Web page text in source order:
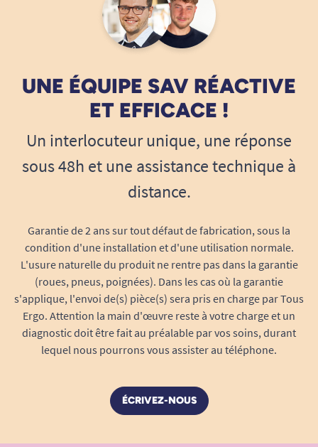
minimise le risque d’odeur indésirable au
quotidien.
Indicateur d’humidité :un témoin visuel
bon moment sans ouverture du produit.
Tour de taille ajustable : convient aux
tailles de 49 à 74 cm, parfait pour adultes
de très petite corpulence, jeunes adultes
ou encore adolescents confrontés à
UNE ÉQUIPE SAV RÉACTIVE
ET EFFICACE !
Un interlocuteur unique, une réponse
sous 48h et une assistance technique à
distance.
Garantie de 2 ans sur tout défaut de fabrication, sous la
condition d'une installation et d'une utilisation normale.
L'usure naturelle du produit ne rentre pas dans la garantie
(roues, pneus, poignées). Dans les cas où la garantie
s'applique, l'envoi de(s) pièce(s) sera pris en charge par Tous
Ergo. Attention la main d'œuvre reste à votre charge et un
diagnostic doit être fait au préalable par vos soins, durant
lequel nous pourrons vous assister au téléphone.
ÉCRIVEZ-NOUS